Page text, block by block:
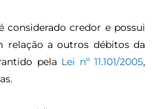
considerado credor e possui
relação a outros débitos da
pela Lei nº 11.101/2005,